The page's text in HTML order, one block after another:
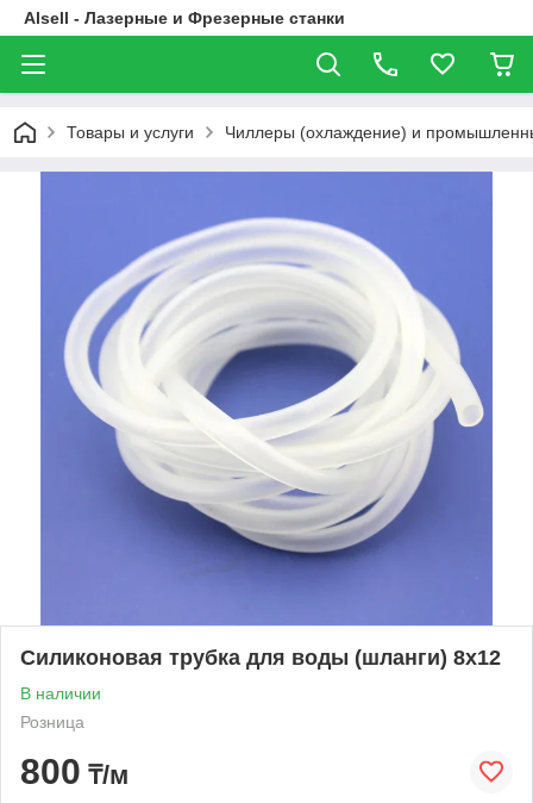
Alsell - Лазерные и Фрезерные станки
Товары и услуги Чиллеры (охлаждение) и
Силиконовая трубка для воды (шланги) 8х12
В наличии
Розница
800 ₸/м